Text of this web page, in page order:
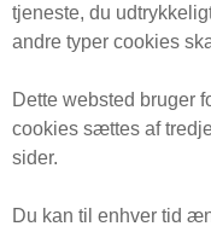
tjeneste, du
andre typer cookies
Dette websted bruger
cookies sættes af
sider.
Du kan til enhver tid